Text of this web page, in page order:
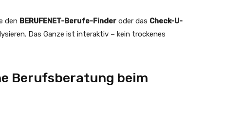
den BERUFENET-Berufe-Finder oder das Check-U-
Das Ganze ist interaktiv – kein trockenes
Berufsberatung beim